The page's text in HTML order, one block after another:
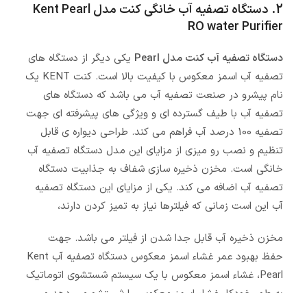
2. دستگاه تصفیه آب خانگی کنت مدل Kent Pearl
RO water Purifier
دستگاه تصفیه آب کنت مدل Pearl
یکی دیگر از دستگاه های
تصفیه آب اسمز معکوس با کیفیت بالا است. کنت KENT یک
نام پیشرو در صنعت تصفیه آب می باشد که دستگاه های
تصفیه آب با طیف گسترده ای و ویژگی های پیشرفته ای جهت
تصفیه 100 درصد آب فراهم می کند. طراحی دیواره ی قابل
تنظیم و نصب رو میزی از مزایای این مدل دستگاه تصفیه آب
خانگی است. مخزن ذخیره سازی شفاف به جذابیت دستگاه
تصفیه آب اضافه می کند. یکی از مزایای این دستگاه تصفیه
آب این است زمانی که فیلترها نیاز به تمیز کردن دارند،
مخزن ذخیره آب قابل جدا شدن از فیلتر می باشد. جهت
حفظ بهبود عمر غشاء اسمز معکوس دستگاه تصفیه آب Kent
Pearl، غشاء اسمز معکوس با یک سیستم شستشوی اتوماتیک